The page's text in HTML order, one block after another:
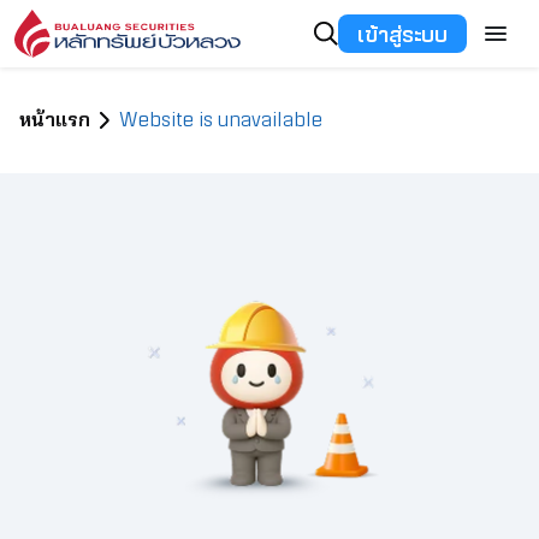
เข้าสู่ระบบ
หน้าแรก Website is unavailable